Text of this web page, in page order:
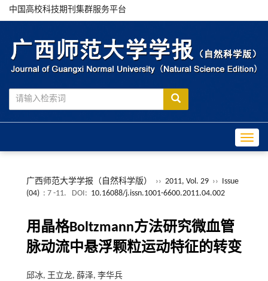
中国高校科技期刊集群服务平台
广西师范大学学报（自然科学版） ›› 2011, Vol. 29 ››
Issue
(04) : 7 -11. DOI: 10.16088/j.issn.1001-6600.2011.04.002
用晶格Boltzmann方法研究微血管
脉动流中悬浮颗粒运动特征的转变
邱冰, 王立龙, 薛泽, 李华兵